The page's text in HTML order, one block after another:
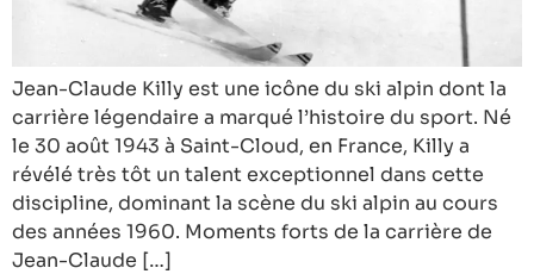
Jean-Claude Killy est une icône du ski alpin dont la
carrière légendaire a marqué l’histoire du sport. Né
le 30 août 1943 à Saint-Cloud, en France, Killy a
révélé très tôt un talent exceptionnel dans cette
discipline, dominant la scène du ski alpin au cours
des années 1960. Moments forts de la carrière de
Jean-Claude […]